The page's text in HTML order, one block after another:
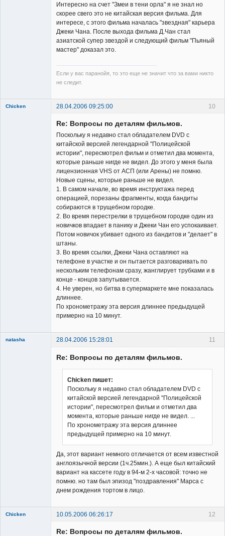
Интересно на счет "Змеи в тени орла" я не знал но
скорее свего это не китайская версия фильма. Для
интересе, с этого фильма началась "звездная" карьера
Джеки Чана. После выхода фильма Д.Чан стал
азиатской супер звездой и следующий фильм "Пьяный
мастер" доказал это.
Если у вас паранойя, то это еще не значит что за вами никто
не следит.
10
Chicken
28.04.2006 09:25:00
Re: Вопросы по деталям фильмов.
Поскольку я недавно стал обладателем DVD с
китайской версией легендарной "Полицейской
истории", пересмотрел фильм и отметил два момента,
которые раньше нигде не видел. До этого у меня была
лицензионная VHS от АСП (или Арены) не помню.
Новые сцены, которые раньше не видел.
1. В самом начале, во время инструктажа перед
операцией, порезаны фрагменты, когда бандиты
собираются в трущебном городке.
2. Во время перестрелки в трущебном городке один из
новичков впадает в панику и Джеки Чан его успокаивает.
Потом новичок убивает одного из бандитов и "делает" в
штаны.
3. Во время ссылки, Джеки Чана оставляют на
телефоне в участке и он пытается разговаривать по
нескольким телефонам сразу, жанглирует трубками и в
конце - концов запутывается.
4. Не уверен, но битва в супермаркете мне показалась
длиннее.
По хронометражу эта версия длиннее предыдущей
примерно на 10 минут.
11
natasha 28.04.2006 15:28:01
Re: Вопросы по деталям фильмов.
Chicken пишет:
Поскольку я недавно стал обладателем DVD с
китайской версией легендарной "Полицейской
истории", пересмотрел фильм и отметил два
момента, которые раньше нигде не видел. ...
По хронометражу эта версия длиннее
предыдущей примерно на 10 минут.
Да, этот вариант немного отличается от всем известной
англоязычной версии (1ч.25мин.). А еще был китайский
вариант на кассете году в 94-м 2-х часовой: точно не
помню. но там был эпизод "поздравления" Марса с
днем рождения тортом в лицо.
12
Chicken
10.05.2006 06:26:17
Re: Вопросы по деталям фильмов.